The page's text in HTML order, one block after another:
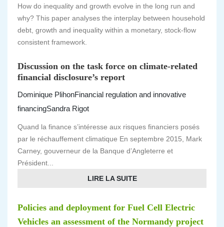
How do inequality and growth evolve in the long run and
why? This paper analyses the interplay between household
debt, growth and inequality within a monetary, stock-flow
consistent framework.
Discussion on the task force on climate-related
financial disclosure’s report
Dominique PlihonFinancial regulation and innovative
financingSandra Rigot
Quand la finance s’intéresse aux risques financiers posés
par le réchauffement climatique En septembre 2015, Mark
Carney, gouverneur de la Banque d’Angleterre et
Président...
LIRE LA SUITE
Policies and deployment for Fuel Cell Electric
Vehicles an assessment of the Normandy project